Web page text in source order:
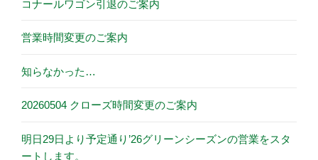
コナールワゴン引退のご案内
営業時間変更のご案内
知らなかった…
20260504 クローズ時間変更のご案内
明日29日より予定通り’26グリーンシーズンの営業をスタ
ートします。